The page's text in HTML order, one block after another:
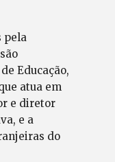
pela
Educação,
atua em
e diretor
e a
do